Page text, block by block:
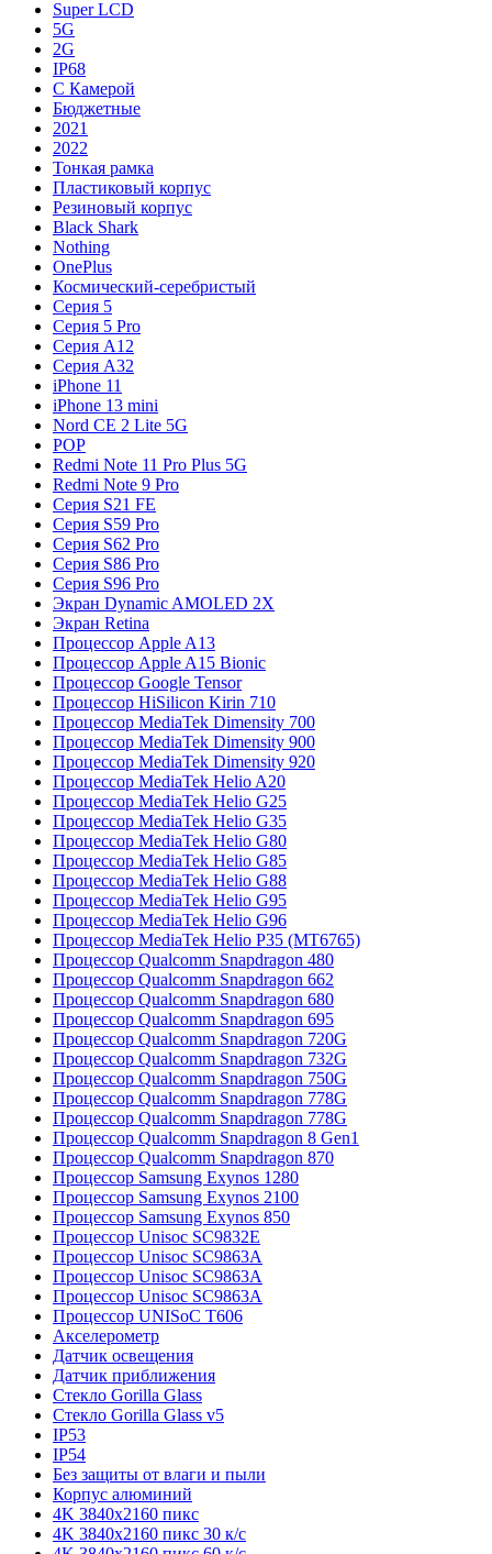
Super LCD
5G
2G
IP68
С Камерой
Бюджетные
2021
2022
Тонкая рамка
Пластиковый корпус
Резиновый корпус
Black Shark
Nothing
OnePlus
Космический-серебристый
Серия 5
Серия 5 Pro
Серия A12
Серия A32
iPhone 11
iPhone 13 mini
Nord CE 2 Lite 5G
POP
Redmi Note 11 Pro Plus 5G
Redmi Note 9 Pro
Серия S21 FE
Серия S59 Pro
Серия S62 Pro
Серия S86 Pro
Серия S96 Pro
Экран Dynamic AMOLED 2X
Экран Retina
Процессор Apple A13
Процессор Apple A15 Bionic
Процессор Google Tensor
Процессор HiSilicon Kirin 710
Процессор MediaTek Dimensity 700
Процессор MediaTek Dimensity 900
Процессор MediaTek Dimensity 920
Процессор MediaTek Helio A20
Процессор MediaTek Helio G25
Процессор MediaTek Helio G35
Процессор MediaTek Helio G80
Процессор MediaTek Helio G85
Процессор MediaTek Helio G88
Процессор MediaTek Helio G95
Процессор MediaTek Helio G96
Процессор MediaTek Helio P35 (MT6765)
Процессор Qualcomm Snapdragon 480
Процессор Qualcomm Snapdragon 662
Процессор Qualcomm Snapdragon 680
Процессор Qualcomm Snapdragon 695
Процессор Qualcomm Snapdragon 720G
Процессор Qualcomm Snapdragon 732G
Процессор Qualcomm Snapdragon 750G
Процессор Qualcomm Snapdragon 778G
Процессор Qualcomm Snapdragon 778G
Процессор Qualcomm Snapdragon 8 Gen1
Процессор Qualcomm Snapdragon 870
Процессор Samsung Exynos 1280
Процессор Samsung Exynos 2100
Процессор Samsung Exynos 850
Процессор Unisoc SC9832E
Процессор Unisoc SC9863A
Процессор Unisoc SC9863A
Процессор Unisoc SC9863A
Процессор UNISoC T606
Акселерометр
Датчик освещения
Датчик приближения
Стекло Gorilla Glass
Стекло Gorilla Glass v5
IP53
IP54
Без защиты от влаги и пыли
Корпус алюминий
4K 3840x2160 пикс
4K 3840x2160 пикс 30 к/с